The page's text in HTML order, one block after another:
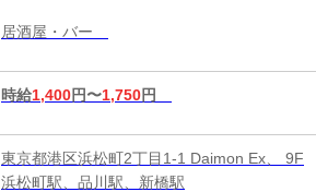
居酒屋・バー
時給1,400円〜1,750円
東京都港区浜松町2丁目1-1 Daimon Ex、 9F
浜松町駅、品川駅、新橋駅